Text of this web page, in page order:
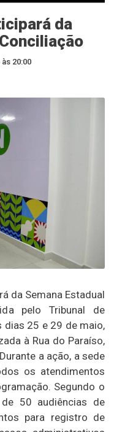
da
20:00
da Semana Estadual
pelo Tribunal de
dias 25 e 29 de maio,
à Rua do Paraíso,
a ação, a sede
os atendimentos
Segundo o
50 audiências de
para registro de